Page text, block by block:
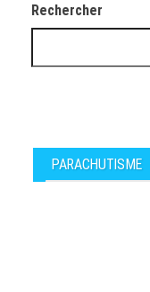
Rechercher
PARACHUTISME